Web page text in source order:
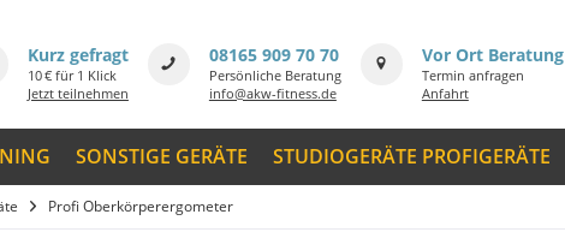
Kurz gefragt
10 € für 1 Klick
Jetzt teilnehmen
08165 909 70 70
Persönliche Beratung
info@akw-fitness.de
Vor Ort Beratung
Termin anfragen
Anfahrt
SONSTIGE GERÄTE STUDIOGERÄTE PROFIGERÄTE
Profi Oberkörperergometer